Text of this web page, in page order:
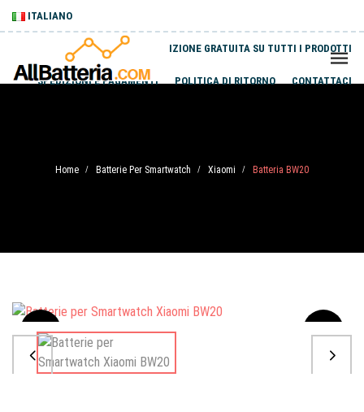
ITALIANO
SPEDIZIONE GRATUITA SU TUTTI I PRODOTTI
SPEDIZIONI E PAGAMENTI POLITICA DI RITORNO CONTATTACI
Home / Batterie Per Smartwatch / Xiaomi / Batteria BW20
Sale